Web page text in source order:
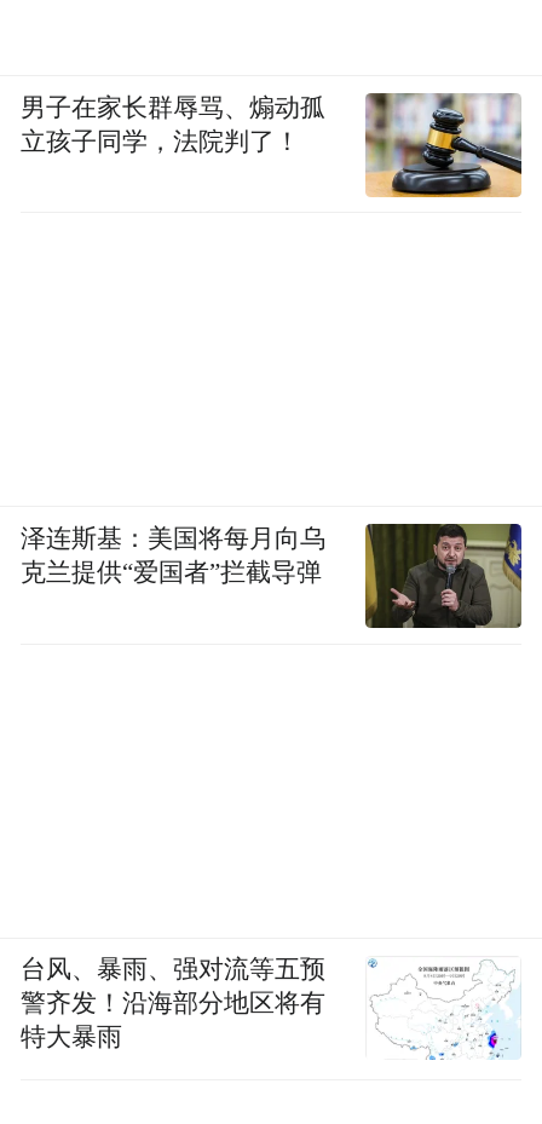
男子在家长群辱骂、煽动孤
立孩子同学，法院判了！
泽连斯基：美国将每月向乌
克兰提供“爱国者”拦截导弹
台风、暴雨、强对流等五预
警齐发！沿海部分地区将有
特大暴雨